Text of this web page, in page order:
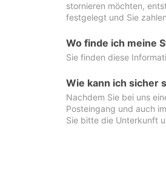
stornieren möchten,
festgelegt und Sie
Wo finde ich meine
Sie finden diese
Wie kann ich sicher
Nachdem Sie bei uns
Posteingang und auch
Sie bitte die Unterkunft